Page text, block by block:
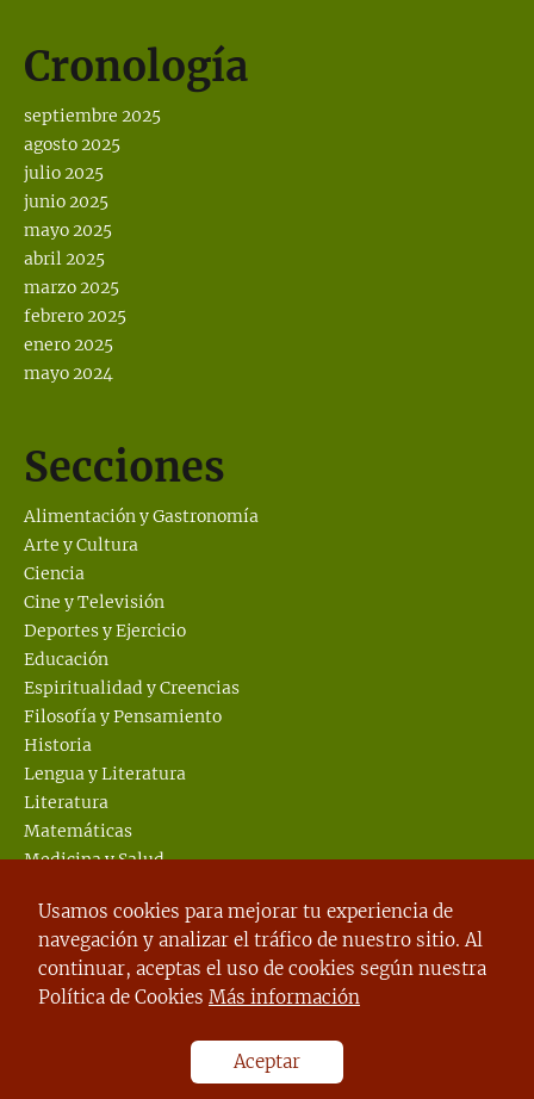
Cronología
septiembre 2025
agosto 2025
julio 2025
junio 2025
mayo 2025
abril 2025
marzo 2025
febrero 2025
enero 2025
mayo 2024
Secciones
Alimentación y Gastronomía
Arte y Cultura
Ciencia
Cine y Televisión
Deportes y Ejercicio
Educación
Espiritualidad y Creencias
Filosofía y Pensamiento
Historia
Lengua y Literatura
Literatura
Matemáticas
Medicina y Salud
Música
Psicología
Sin categoría
Sociedad y Política
Usamos cookies para mejorar tu experiencia de
navegación y analizar el tráfico de nuestro sitio. Al
continuar, aceptas el uso de cookies según nuestra
Política de Cookies Más información
Aceptar